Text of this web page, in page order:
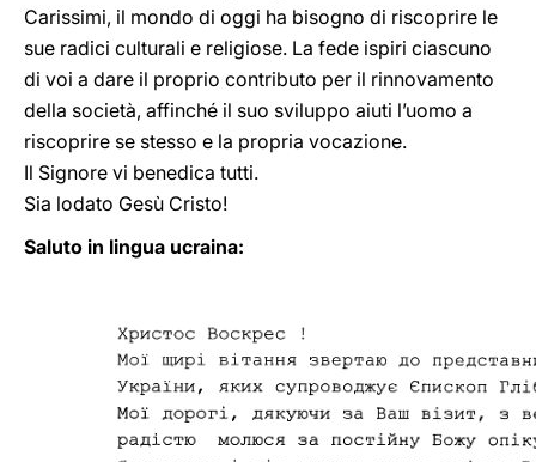
Carissimi, il mondo di oggi ha bisogno di riscoprire le
sue radici culturali e religiose. La fede ispiri ciascuno
di voi a dare il proprio contributo per il rinnovamento
della società, affinché il suo sviluppo aiuti l’uomo a
riscoprire se stesso e la propria vocazione.
Il Signore vi benedica tutti.
Sia lodato Gesù Cristo!
Saluto in lingua ucraina: